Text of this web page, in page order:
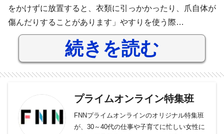
をかけずに放置すると、衣類に引っかかったり、爪自体が
傷んだりすることがあります」やすりを使う際…
続きを読む
プライムオンライン特集班
FNNプライムオンラインのオリジナル特集班
が、30～40代の仕事や子育てに忙しい女性に